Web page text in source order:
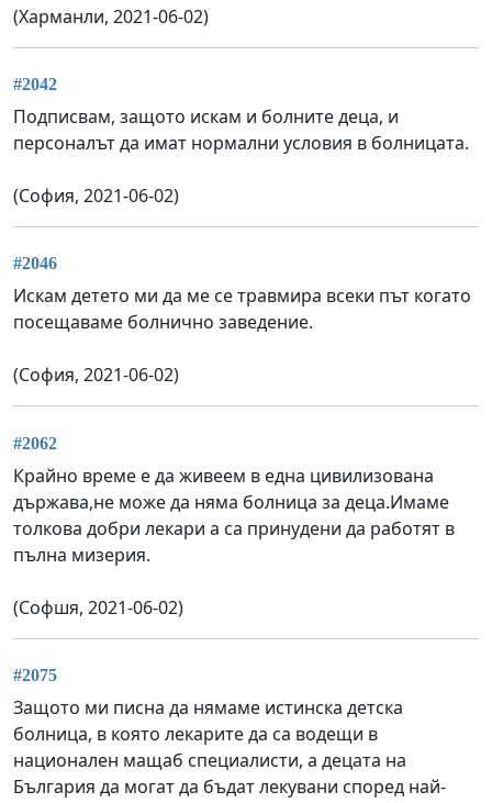
(Харманли, 2021-06-02)
#2042
Подписвам, защото искам и болните деца, и
персоналът да имат нормални условия в болницата.
(София, 2021-06-02)
#2046
Искам детето ми да ме се травмира всеки път когато
посещаваме болнично заведение.
(София, 2021-06-02)
#2062
Крайно време е да живеем в една цивилизована
държава,не може да няма болница за деца.Имаме
толкова добри лекари а са принудени да работят в
пълна мизерия.
(Софшя, 2021-06-02)
#2075
Защото ми писна да нямаме истинска детска
болница, в която лекарите да са водещи в
национален мащаб специалисти, а децата на
България да могат да бъдат лекувани според най-